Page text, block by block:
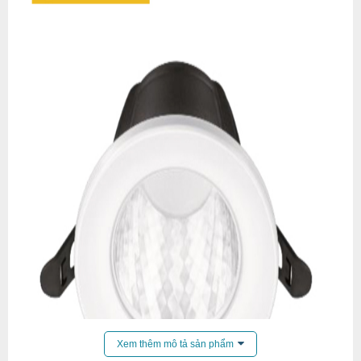
Xem thêm mô tả sản phẩm